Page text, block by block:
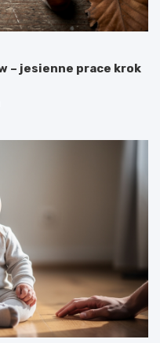
– jesienne prace krok